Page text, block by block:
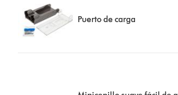
Puerto de carga